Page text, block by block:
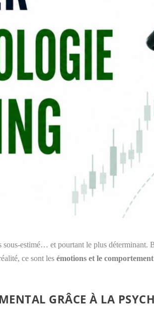
sous-estimé… et pourtant le plus déterminant.
ce sont les émotions et le comportement
GRÂCE À LA